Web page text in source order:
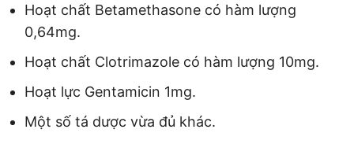
Hoạt chất Betamethasone có hàm lượng
0,64mg.
Hoạt chất Clotrimazole có hàm lượng 10mg.
Hoạt lực Gentamicin 1mg.
Một số tá dược vừa đủ khác.